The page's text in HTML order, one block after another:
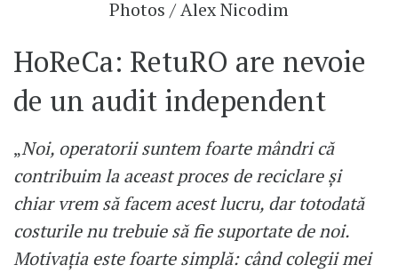
Photos / Alex Nicodim
HoReCa: RetuRO are nevoie
de un audit independent
„Noi, operatorii suntem foarte mândri că
contribuim la aceast proces de reciclare și
chiar vrem să facem acest lucru, dar totodată
costurile nu trebuie să fie suportate de noi.
Motivația este foarte simplă: când colegii mei